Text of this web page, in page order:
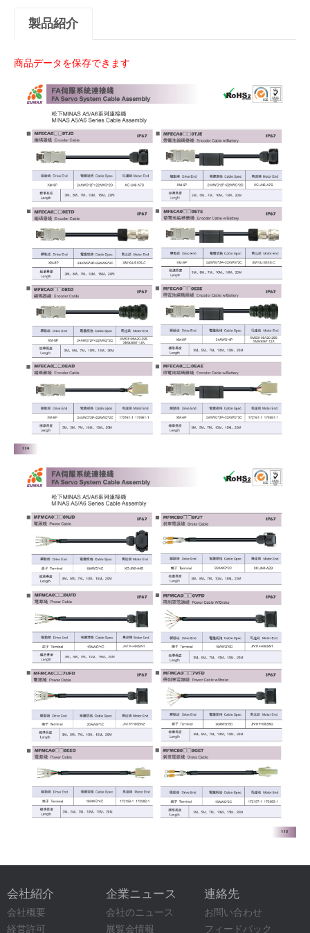
製品紹介
商品データを保存できます
会社紹介
会社概要
経営許可
企業ニュース
会社のニュース
展覧会情報
連絡先
お問い合わせ
フィードバック